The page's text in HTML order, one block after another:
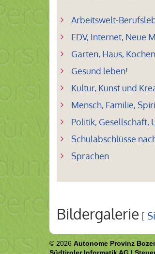
Arbeitswelt-
EDV, Internet, Neue
Garten, Haus, Kochen
Gesund leben!
Kultur, Kunst und
Mensch, Familie,
Politik, Gesellschaft,
Schulabschlüsse
Sprachen
Bildergalerie [
© 2026 Autonome Provinz